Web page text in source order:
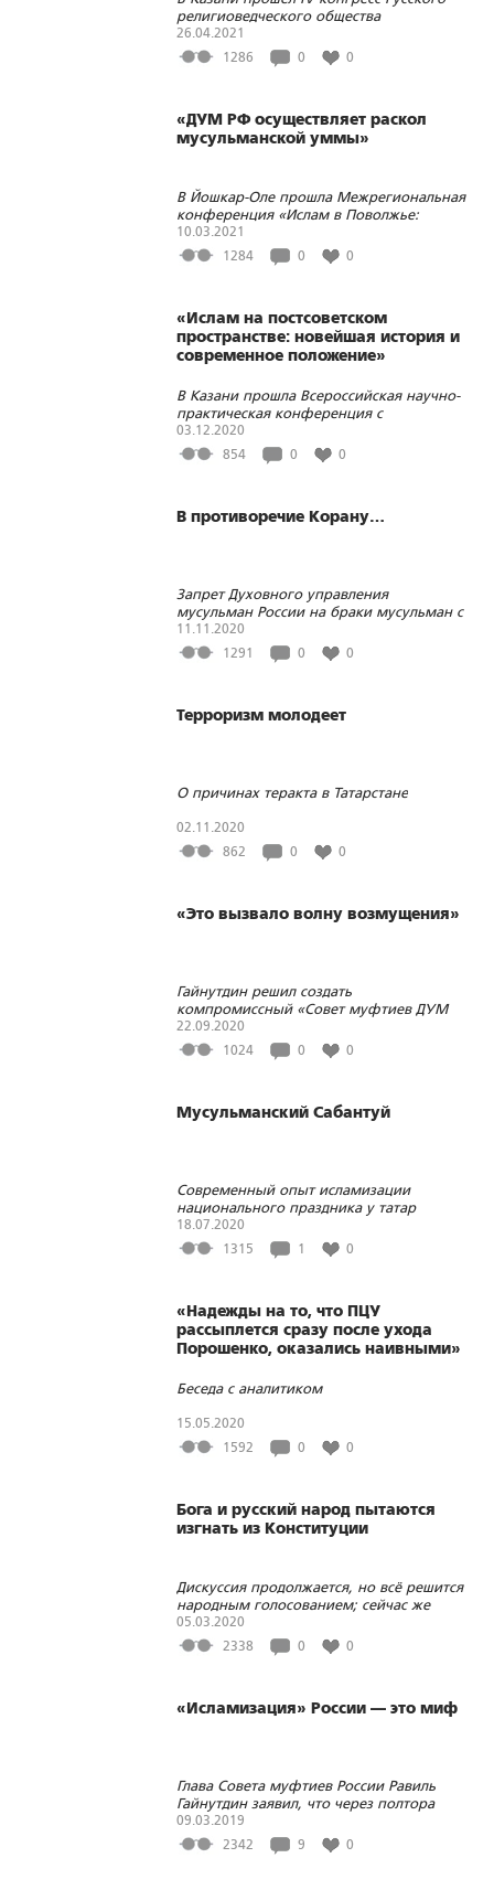
религиоведческого общества
26.04.2021
1286
0 0
«ДУМ РФ осуществляет раскол
мусульманской уммы»
В Йошкар-Оле прошла Межрегиональная
конференция «Ислам в Поволжье:
традиционные ценности, вызовы,
перспективы»
10.03.2021
1284
0 0
«Ислам на постсоветском
пространстве: новейшая история и
современное положение»
В Казани прошла Всероссийская научно-
практическая конференция с
международным участием, посвященная
30-летию Центра исламской культуры
03.12.2020
854
0 0
В противоречие Корану…
Запрет Духовного управления
мусульман России на браки мусульман с
немусульманками не повлечёт никаких
последствий и не повлияет на желание
людей разных вероисповеданий вступать
11.11.2020
1291
0 0
Терроризм молодеет
О причинах теракта в Татарстане
02.11.2020
862
0 0
«Это вызвало волну возмущения»
Гайнутдин решил создать
компромиссный «Совет муфтиев ДУМ
РФ»; вопрос в том, одобрят ли эту
инициативу региональные муфтии
22.09.2020
1024
0 0
Мусульманский Сабантуй
Современный опыт исламизации
национального праздника у татар
Поволжья
18.07.2020
1315
1 0
«Надежды на то, что ПЦУ
рассыплется сразу после ухода
Порошенко, оказались наивными»
Беседа с аналитиком
15.05.2020
1592
0 0
Бога и русский народ пытаются
изгнать из Конституции
Дискуссия продолжается, но всё решится
народным голосованием; сейчас же
должна вестись разъяснительная работа
05.03.2020
2338
0 0
«Исламизация» России — это миф
Глава Совета муфтиев России Равиль
Гайнутдин заявил, что через полтора
десятка лет до 30% населения России
будут составлять мусульмане
09.03.2019
2342
9 0